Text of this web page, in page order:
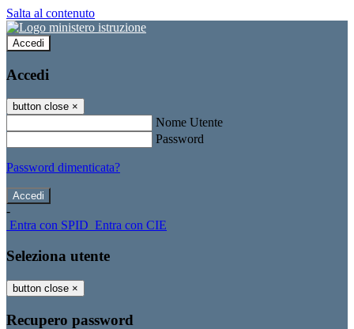
Salta al contenuto
Accedi
Accedi
button close ×
Nome Utente
Password
Password dimenticata?
-
Entra con SPID Entra con CIE
Seleziona utente
button close ×
Recupero password